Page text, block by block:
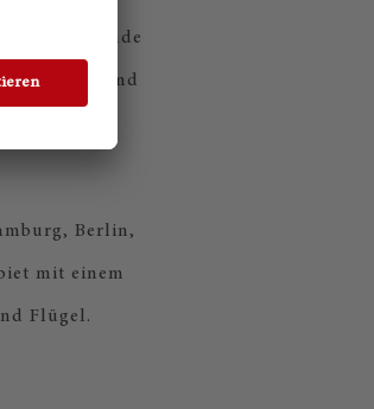
mehr Freude
Flügel und
Berlin,
mit einem
Flügel.